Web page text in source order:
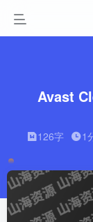
Avast
126字 1